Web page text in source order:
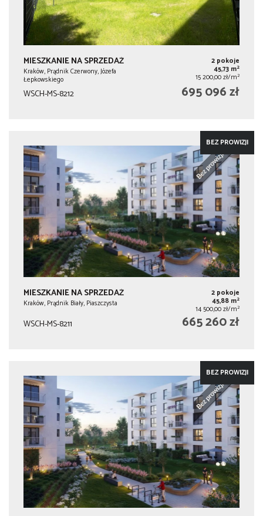
MIESZKANIE NA SPRZEDAŻ
Kraków, Prądnik Czerwony, Józefa
Łepkowskiego
2 pokoje
45,73 m2
15 200,00 zł/m2
WSCH-MS-8212 695 096 zł
BEZ PROWIZJI
MIESZKANIE NA SPRZEDAŻ
Kraków, Prądnik Biały, Piaszczysta
2 pokoje
45,88 m2
14 500,00 zł/m2
WSCH-MS-8211 665 260 zł
BEZ PROWIZJI